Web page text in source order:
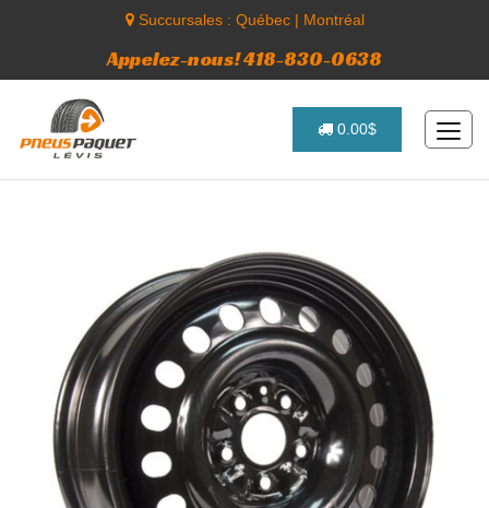
Succursales : Québec| Montréal
Appelez-nous! 418-830-0638
0.00$